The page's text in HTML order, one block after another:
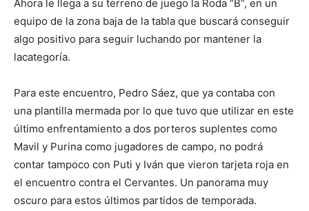
Ahora le llega a su terreno de juego la Roda “B”, en un
equipo de la zona baja de la tabla que buscará conseguir
algo positivo para seguir luchando por mantener la
lacategoría.
Para este encuentro, Pedro Sáez, que ya contaba con
una plantilla mermada por lo que tuvo que utilizar en este
último enfrentamiento a dos porteros suplentes como
Mavil y Purina como jugadores de campo, no podrá
contar tampoco con Puti y Iván que vieron tarjeta roja en
el encuentro contra el Cervantes. Un panorama muy
oscuro para estos últimos partidos de temporada.